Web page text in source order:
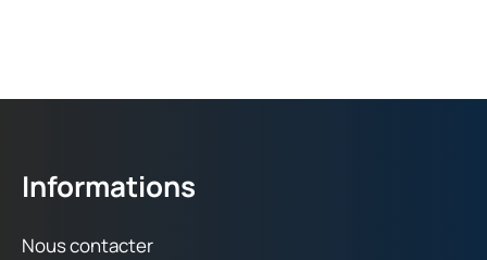
Informations
Nous contacter